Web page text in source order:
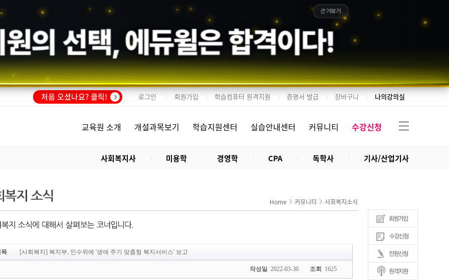
원의 선택,에듀윌은 합격이다!
근거보기
처음 오셨나요? 클릭! 로그인 회원가입 학습컴퓨터 원격지원 증명서 발급 장바구니 나의강의실
교육원 소개 개설과목보기 학습지원센터 실습안내센터 커뮤니티 수강신청
사회복지사 미용학 경영학 CPA 독학사 기사/산업기사
Home 커뮤니티 사회복지소식
[사회복지] 복지부, 인수위에 '생애 주기 맞춤형 복지서비스' 보고
작성일 2022-03-30 조회 1625